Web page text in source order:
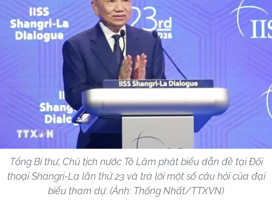
Tổng Bí thư, Chủ tịch nước Tô Lâm phát biểu dẫn đề tại Đối
thoại Shangri-La lần thứ 23 và trả lời một số câu hỏi của đại
biểu tham dự. (Ảnh: Thống Nhất/TTXVN)